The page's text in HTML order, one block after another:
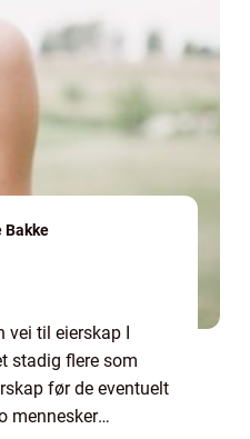
Bakke
vei til eierskap I
stadig flere som
før de eventuelt
mennesker